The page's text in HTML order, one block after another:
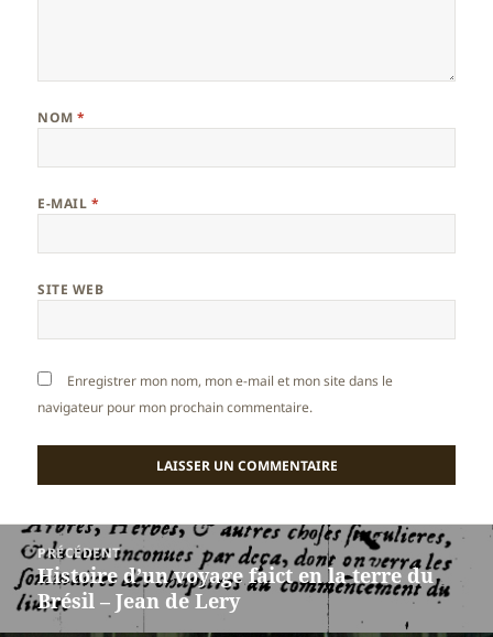
NOM*
E-MAIL *
SITE WEB
Enregistrer mon nom, mon e-mail et mon site dans le
navigateur pour mon prochain commentaire.
Navigation
l’article
PRÉCÉDENT
Article
précédent :
Histoire d’un voyage faict en la terre du
Brésil – Jean de Lery